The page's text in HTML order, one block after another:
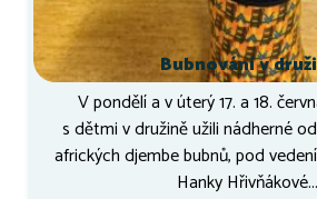
Bubnování v
V pondělí a v úterý 17. a 18.
s dětmi v družině užili nádherné
afrických djembe bubnů, pod
Hanky